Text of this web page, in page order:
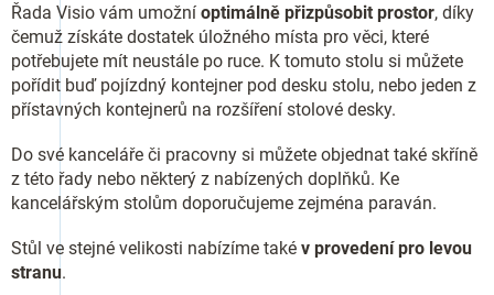
Řada Visio vám umožní optimálně přizpůsobit prostor, díky
čemuž získáte dostatek úložného místa pro věci, které
potřebujete mít neustále po ruce. K tomuto stolu si můžete
pořídit buď pojízdný kontejner pod desku stolu, nebo jeden z
přístavných kontejnerů na rozšíření stolové desky.
Do své kanceláře či pracovny si můžete objednat také skříně
z této řady nebo některý z nabízených doplňků. Ke
kancelářským stolům doporučujeme zejména paraván.
Stůl ve stejné velikosti nabízíme také v provedení pro levou
stranu.